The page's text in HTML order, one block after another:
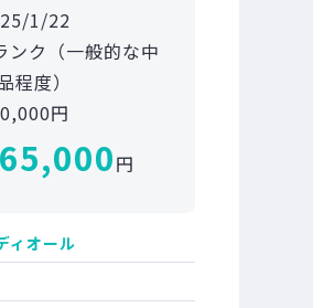
1/22
ンク（一般的な中
程度）
円
円
ィオール